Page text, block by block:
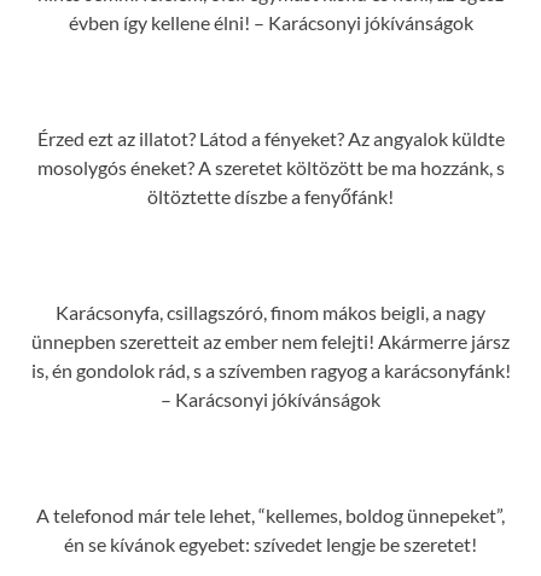
évben így kellene élni! – Karácsonyi jókívánságok
Érzed ezt az illatot? Látod a fényeket? Az angyalok küldte
mosolygós éneket? A szeretet költözött be ma hozzánk, s
öltöztette díszbe a fenyőfánk!
Karácsonyfa, csillagszóró, finom mákos beigli, a nagy
ünnepben szeretteit az ember nem felejti! Akármerre jársz
is, én gondolok rád, s a szívemben ragyog a karácsonyfánk!
– Karácsonyi jókívánságok
A telefonod már tele lehet, “kellemes, boldog ünnepeket”,
én se kívánok egyebet: szívedet lengje be szeretet!